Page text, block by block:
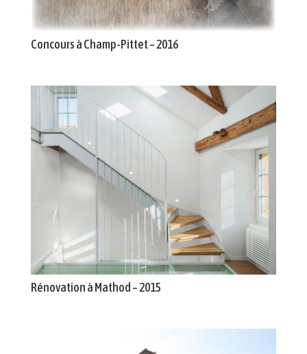
Concours à Champ-Pittet – 2016
Rénovation à Mathod – 2015